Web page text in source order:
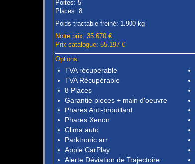
Portes: 5
Places: 8
Poids tractable freiné: 1.900 kg
Notre prix: 35.670 €
Prix catalogue: 55.197 €
Options:
TVA récupérable
TVA Récupérable
8 Places
Garantie pieces + main d'oeuvre
Phares Anti-brouillard
Phares Xenon
Clima auto
Parktronic arr
Apple CarPlay
Alerte Déviation de Trajectoire